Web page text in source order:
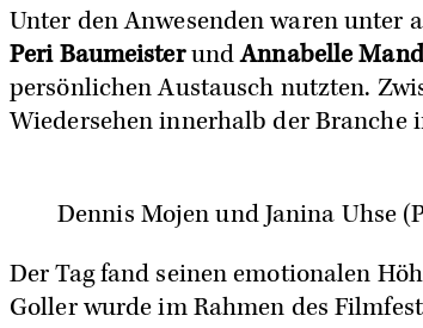
Unter den Anwesenden waren unter
Peri BaumeisterundAnnabelle
persönlichen Austausch nutzten.
Wiedersehen innerhalb der Branche
Dennis Mojen und Janina Uhse
Der Tag fand seinen emotionalen
Goller wurde im Rahmen des